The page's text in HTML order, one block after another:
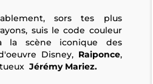
sors tes plus
suis le code couleur
scène iconique des
Disney, Raiponce,
Jérémy Mariez.